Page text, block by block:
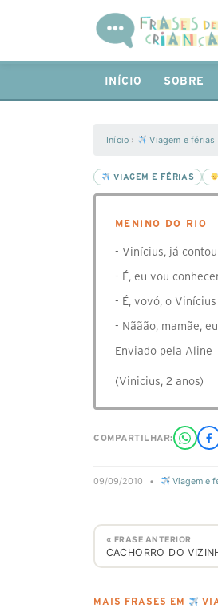
INÍCIO SOBRE
Início › Viagem e férias
VIAGEM E FÉRIAS
MENINO DO RIO
- Vinícius, já
- É, eu vou
- É, vovó, o
- Nããão, mamãe,
Enviado pela Aline
(Vinicius, 2 anos)
COMPARTILHAR:
09/09/2010 • Viagem e
« FRASE ANTERIOR
CACHORRO DO
MAIS FRASES EM